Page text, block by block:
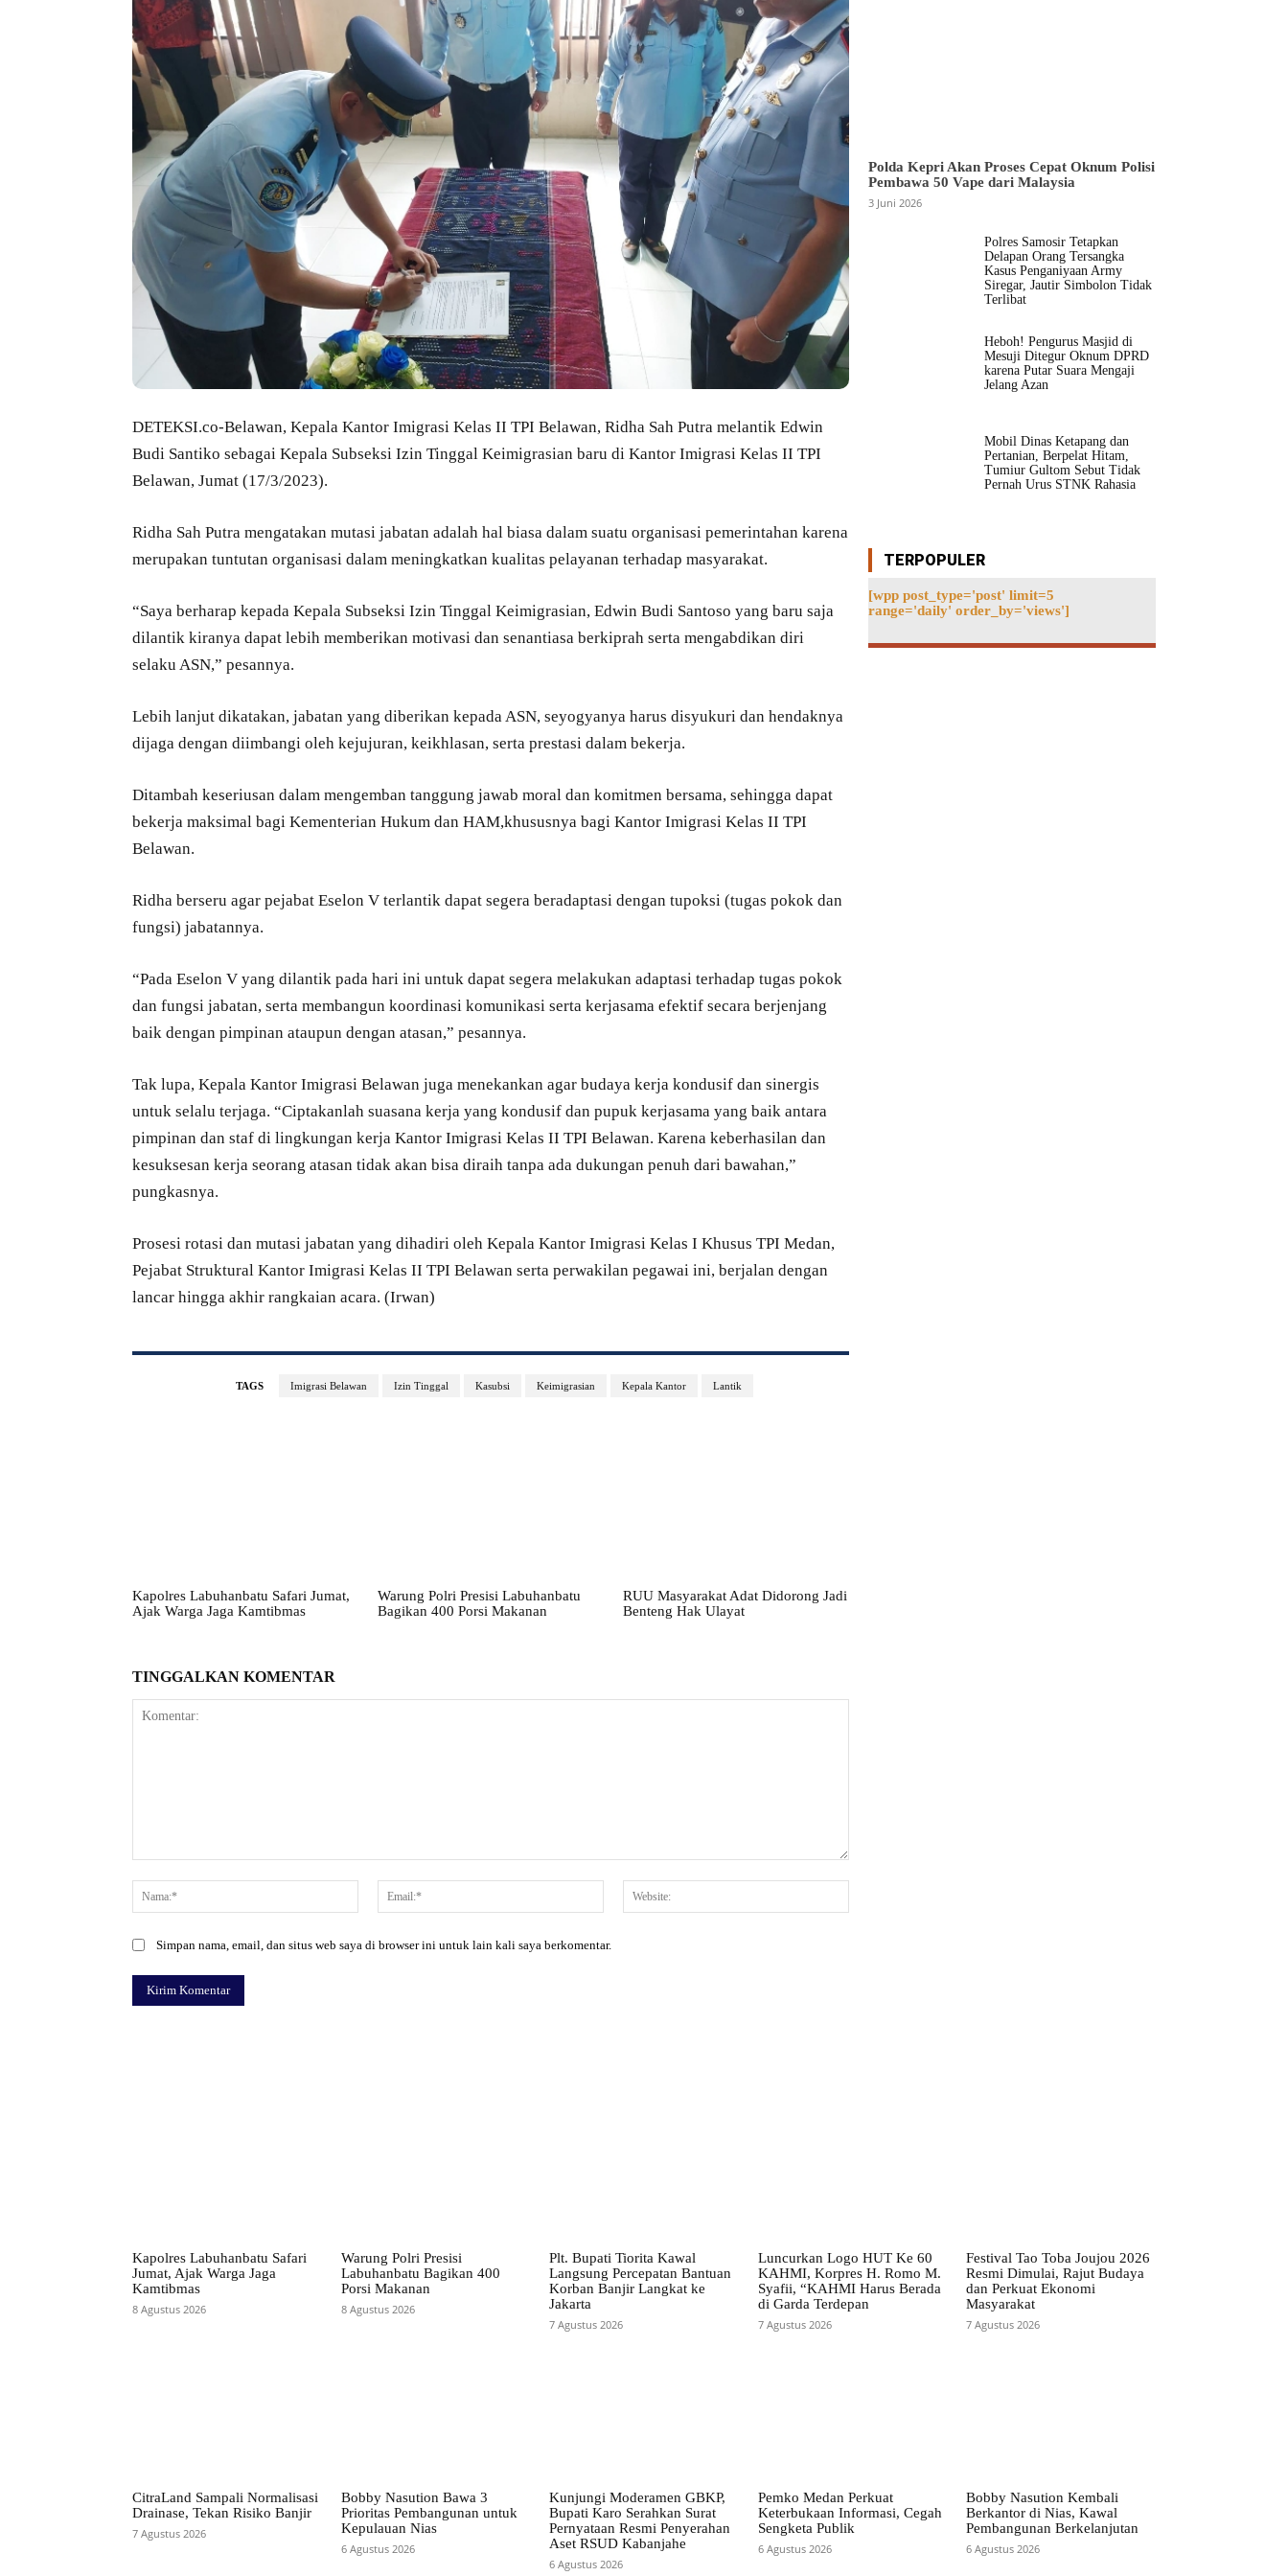
DETEKSI.co-Belawan, Kepala Kantor Imigrasi Kelas II TPI Belawan, Ridha Sah Putra melantik Edwin
Budi Santiko sebagai Kepala Subseksi Izin Tinggal Keimigrasian baru di Kantor Imigrasi Kelas II TPI
Belawan, Jumat (17/3/2023).
Ridha Sah Putra mengatakan mutasi jabatan adalah hal biasa dalam suatu organisasi pemerintahan karena
merupakan tuntutan organisasi dalam meningkatkan kualitas pelayanan terhadap masyarakat.
“Saya berharap kepada Kepala Subseksi Izin Tinggal Keimigrasian, Edwin Budi Santoso yang baru saja
dilantik kiranya dapat lebih memberikan motivasi dan senantiasa berkiprah serta mengabdikan diri
selaku ASN,” pesannya.
Lebih lanjut dikatakan, jabatan yang diberikan kepada ASN, seyogyanya harus disyukuri dan hendaknya
dijaga dengan diimbangi oleh kejujuran, keikhlasan, serta prestasi dalam bekerja.
Ditambah keseriusan dalam mengemban tanggung jawab moral dan komitmen bersama, sehingga dapat
bekerja maksimal bagi Kementerian Hukum dan HAM,khususnya bagi Kantor Imigrasi Kelas II TPI
Belawan.
Ridha berseru agar pejabat Eselon V terlantik dapat segera beradaptasi dengan tupoksi (tugas pokok dan
fungsi) jabatannya.
“Pada Eselon V yang dilantik pada hari ini untuk dapat segera melakukan adaptasi terhadap tugas pokok
dan fungsi jabatan, serta membangun koordinasi komunikasi serta kerjasama efektif secara berjenjang
baik dengan pimpinan ataupun dengan atasan,” pesannya.
Tak lupa, Kepala Kantor Imigrasi Belawan juga menekankan agar budaya kerja kondusif dan sinergis
untuk selalu terjaga. “Ciptakanlah suasana kerja yang kondusif dan pupuk kerjasama yang baik antara
pimpinan dan staf di lingkungan kerja Kantor Imigrasi Kelas II TPI Belawan. Karena keberhasilan dan
kesuksesan kerja seorang atasan tidak akan bisa diraih tanpa ada dukungan penuh dari bawahan,”
pungkasnya.
Prosesi rotasi dan mutasi jabatan yang dihadiri oleh Kepala Kantor Imigrasi Kelas I Khusus TPI Medan,
Pejabat Struktural Kantor Imigrasi Kelas II TPI Belawan serta perwakilan pegawai ini, berjalan dengan
lancar hingga akhir rangkaian acara. (Irwan)
TAGS Imigrasi Belawan Izin Tinggal Kasubsi Keimigrasian Kepala Kantor Lantik
Kapolres Labuhanbatu Safari Jumat,
Ajak Warga Jaga Kamtibmas
Warung Polri Presisi Labuhanbatu
Bagikan 400 Porsi Makanan
RUU Masyarakat Adat Didorong Jadi
Benteng Hak Ulayat
TINGGALKAN KOMENTAR
Nama:*
Email:*
Simpan nama, email, dan situs web saya di browser ini untuk lain kali saya berkomentar.
Polda Kepri Akan Proses Cepat Oknum Polisi
Pembawa 50 Vape dari Malaysia
3 Juni 2026
Polres Samosir Tetapkan
Delapan Orang Tersangka
Kasus Penganiyaan Army
Siregar, Jautir Simbolon Tidak
Terlibat
Heboh! Pengurus Masjid di
Mesuji Ditegur Oknum DPRD
karena Putar Suara Mengaji
Jelang Azan
Mobil Dinas Ketapang dan
Pertanian, Berpelat Hitam,
Tumiur Gultom Sebut Tidak
Pernah Urus STNK Rahasia
TERPOPULER
[wpp post_type='post' limit=5
range='daily' order_by='views']
Kapolres Labuhanbatu Safari
Jumat, Ajak Warga Jaga
Kamtibmas
8 Agustus 2026
Warung Polri Presisi
Labuhanbatu Bagikan 400
Porsi Makanan
8 Agustus 2026
Plt. Bupati Tiorita Kawal
Langsung Percepatan Bantuan
Korban Banjir Langkat ke
Jakarta
7 Agustus 2026
Luncurkan Logo HUT Ke 60
KAHMI, Korpres H. Romo M.
Syafii, “KAHMI Harus Berada
di Garda Terdepan
7 Agustus 2026
Festival Tao Toba Joujou 2026
Resmi Dimulai, Rajut Budaya
dan Perkuat Ekonomi
Masyarakat
7 Agustus 2026
CitraLand Sampali Normalisasi
Drainase, Tekan Risiko Banjir
7 Agustus 2026
Bobby Nasution Bawa 3
Prioritas Pembangunan untuk
Kepulauan Nias
6 Agustus 2026
Kunjungi Moderamen GBKP,
Bupati Karo Serahkan Surat
Pernyataan Resmi Penyerahan
Aset RSUD Kabanjahe
6 Agustus 2026
Pemko Medan Perkuat
Keterbukaan Informasi, Cegah
Sengketa Publik
6 Agustus 2026
Bobby Nasution Kembali
Berkantor di Nias, Kawal
Pembangunan Berkelanjutan
6 Agustus 2026